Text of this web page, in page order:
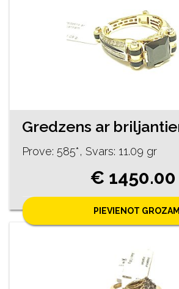
Prove: 585*, Svars: 11.09 gr
€ 1450.00
PIEVIENOT GROZAM